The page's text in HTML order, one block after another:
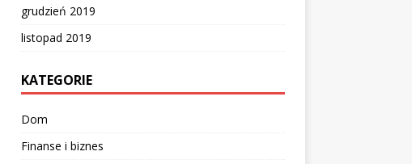
grudzień 2019
listopad 2019
KATEGORIE
Dom
Finanse i biznes